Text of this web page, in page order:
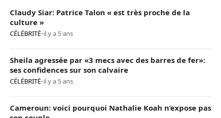
Claudy Siar: Patrice Talon « est très proche de la
culture »
CÉLÉBRITÉ•il y a 5 ans
Sheila agressée par «3 mecs avec des barres de fer»:
ses confidences sur son calvaire
CÉLÉBRITÉ•il y a 5 ans
Cameroun: voici pourquoi Nathalie Koah n’expose pas